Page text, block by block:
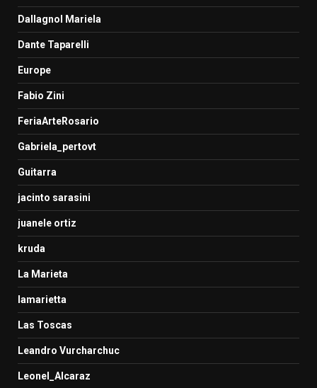
Dallagnol Mariela
Dante Taparelli
Europe
Fabio Zini
FeriaArteRosario
Gabriela_pertovt
Guitarra
jacinto sarasini
juanele ortiz
kruda
La Marieta
lamarietta
Las Toscas
Leandro Vurcharchuc
Leonel_Alcaraz